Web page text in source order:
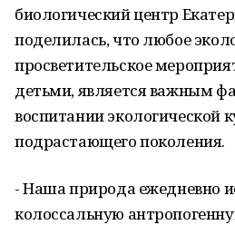
биологический центр
поделилась, что любое
просветительское
детьми, является важным
воспитании экологической
подрастающего поколения.
- Наша природа ежедневно
колоссальную